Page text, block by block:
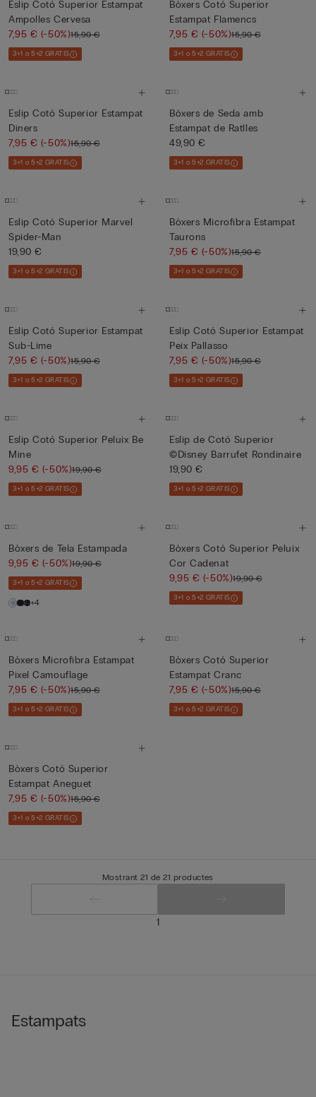
Eslip Cotó Superior Estampat
Ampolles Cervesa
7,95 € (-50%)15,90 €
3+1 o 5+2 GRATIS
Bòxers Cotó Superior
Estampat Flamencs
7,95 € (-50%)15,90 €
3+1 o 5+2 GRATIS
Eslip Cotó Superior Estampat
Diners
7,95 € (-50%)15,90 €
3+1 o 5+2 GRATIS
Bòxers de Seda amb
Estampat de Ratlles
49,90 €
3+1 o 5+2 GRATIS
Eslip Cotó Superior Marvel
Spider-Man
19,90 €
3+1 o 5+2 GRATIS
Bòxers Microfibra Estampat
Taurons
7,95 € (-50%)15,90 €
3+1 o 5+2 GRATIS
Eslip Cotó Superior Estampat
Sub-Lime
7,95 € (-50%)15,90 €
3+1 o 5+2 GRATIS
Eslip Cotó Superior Estampat
Peix Pallasso
7,95 € (-50%)15,90 €
3+1 o 5+2 GRATIS
Eslip Cotó Superior Peluix Be
Mine
9,95 € (-50%)19,90 €
3+1 o 5+2 GRATIS
Eslip de Cotó Superior
©Disney Barrufet Rondinaire
19,90 €
3+1 o 5+2 GRATIS
Bòxers de Tela Estampada
9,95 € (-50%)19,90 €
3+1 o 5+2 GRATIS
+4
Bòxers Cotó Superior Peluix
Cor Cadenat
9,95 € (-50%)19,90 €
3+1 o 5+2 GRATIS
Bòxers Microfibra Estampat
Pixel Camouflage
7,95 € (-50%)15,90 €
3+1 o 5+2 GRATIS
Bòxers Cotó Superior
Estampat Cranc
7,95 € (-50%)15,90 €
3+1 o 5+2 GRATIS
Bòxers Cotó Superior
Estampat Aneguet
7,95 € (-50%)15,90 €
3+1 o 5+2 GRATIS
Mostrant 21 de 21 productes
1
Estampats